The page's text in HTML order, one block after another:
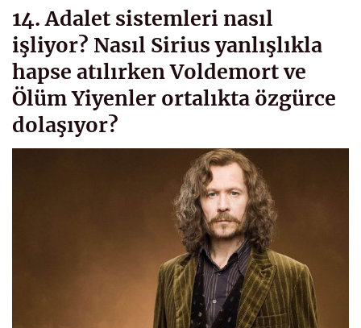
14. Adalet sistemleri nasıl
işliyor? Nasıl Sirius yanlışlıkla
hapse atılırken Voldemort ve
Ölüm Yiyenler ortalıkta özgürce
dolaşıyor?